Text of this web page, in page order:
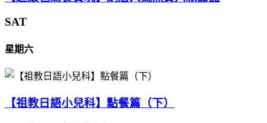
SAT
星期六
【祖教日語小兒科】點餐篇（下）